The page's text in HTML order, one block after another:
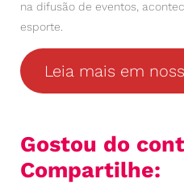
na difusão de eventos,
esporte.
Leia mais em
Gostou do
Compartilhe: